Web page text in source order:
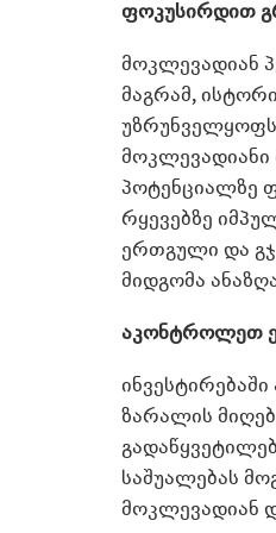
ფოკუსირდით
მოკლევადიან
მაგრამ,
მოკლევადიანი
პოტენციალზე
რყევებზე
ერთგული და
მიდგომა
აკონტროლეთ
ზარალის
საშუალებას
მოკლევადიან